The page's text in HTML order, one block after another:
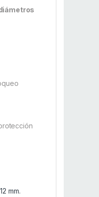
mm.